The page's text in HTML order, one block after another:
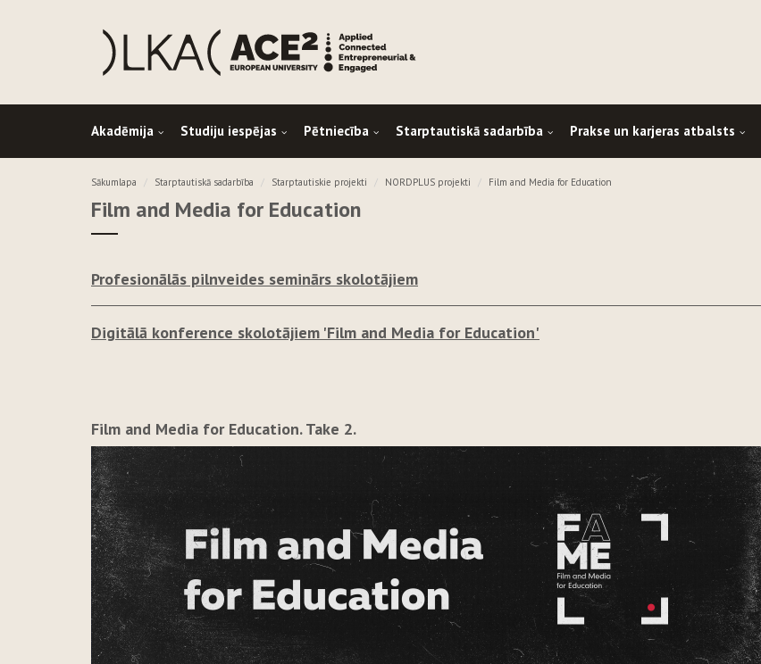
Akadēmija Studiju iespējas Pētniecība Starptautiskā sadarbība Prakse un karjeras atbalsts
Sākumlapa Starptautiskā sadarbība Starptautiskie projekti NORDPLUS projekti Film and Media for Education
Film and Media for Education
Profesionālās pilnveides seminārs skolotājiem
Digitālā konference skolotājiem 'Film and Media for Education'
Film and Media for Education. Take 2.